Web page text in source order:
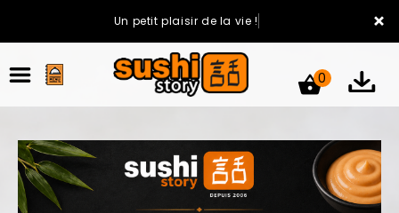
×
Un petit plaisir de la vie !
0